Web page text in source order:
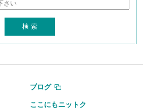
ブログ
ここにもニットク